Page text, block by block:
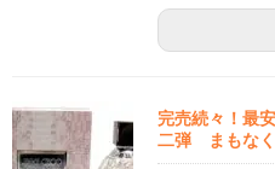
完売続々！最
二弾 まもなく